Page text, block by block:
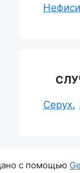
Серух
с помощью